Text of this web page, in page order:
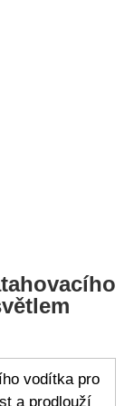
vodítka pro
a prodlouží